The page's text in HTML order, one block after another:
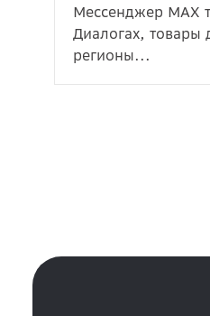
Мессенджер MAX
Диалогах, товары
регионы...